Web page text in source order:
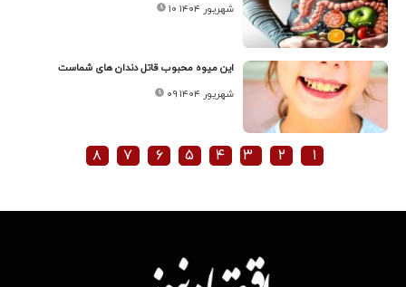
۱۰ شهریور ۱۴۰۴
این میوه محبوب قاتل دندان های شماست
۰۹ شهریور ۱۴۰۴
۱ ۲ ۳ ۴ ۵ ۶ ۷ ۸